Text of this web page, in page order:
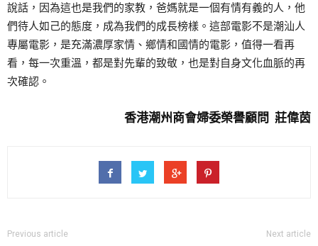
說話，因為這也是我們的家教，爸媽就是一個有情有義的人，他
們待人如己的態度，成為我們的成長榜樣。這部電影不是潮汕人
專屬電影，是充滿濃厚家情、鄉情和國情的電影，值得一看再
看，每一次重溫，都是對先輩的致敬，也是對自身文化血脈的再
次確認。
香港潮州商會婦委榮譽顧問 莊偉茵
Previous article Next article